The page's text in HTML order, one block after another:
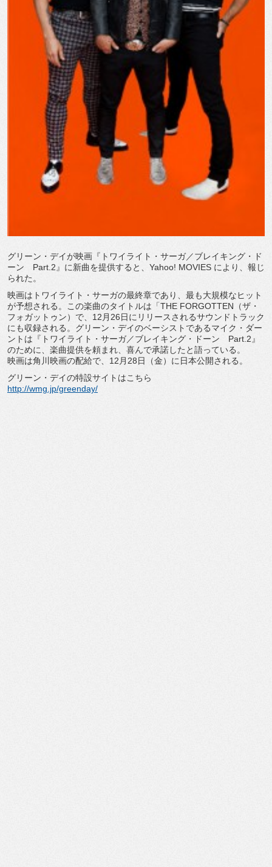
グリーン・デイが映画『トワイライト・サーガ／ブレイキング・ド
ーン Part.2』に新曲を提供すると、Yahoo! MOVIES により、報じ
られた。
映画はトワイライト・サーガの最終章であり、最も大規模なヒット
が予想される。この楽曲のタイトルは「THE FORGOTTEN（ザ・
フォガットゥン）で、12月26日にリリースされるサウンドトラック
にも収録される。グリーン・デイのベーシストであるマイク・ダー
ントは『トワイライト・サーガ／ブレイキング・ドーン Part.2』
のために、楽曲提供を頼まれ、喜んで承諾したと語っている。
映画は角川映画の配給で、12月28日（金）に日本公開される。
グリーン・デイの特設サイトはこちら
http://wmg.jp/greenday/